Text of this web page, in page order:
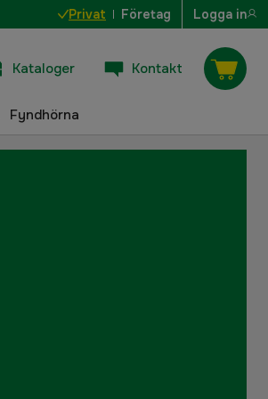
Privat Företag Logga in
Kataloger Kontakt
Fyndhörna